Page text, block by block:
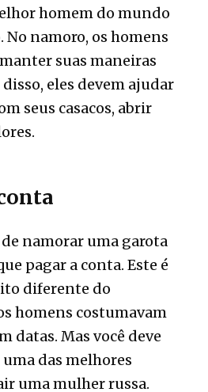
homem do mundo
No namoro, os homens
suas maneiras
eles devem ajudar
seus casacos, abrir
namorar uma garota
pagar a conta. Este é
diferente do
homens costumavam
datas. Mas você deve
uma das melhores
uma mulher russa.